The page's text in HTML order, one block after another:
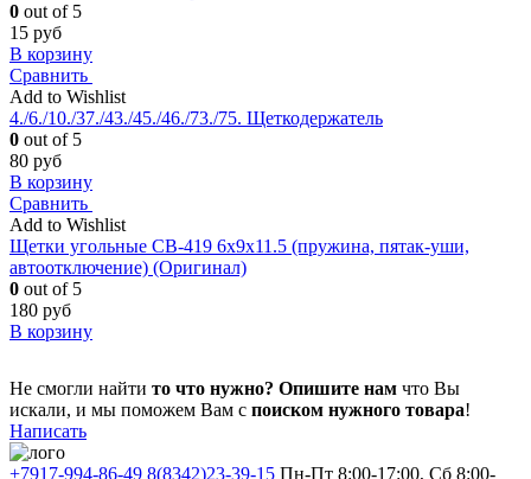
0 out of 5
15 руб
В корзину
Сравнить
Add to Wishlist
4./6./10./37./43./45./46./73./75. Щеткодержатель
0 out of 5
80 руб
В корзину
Сравнить
Add to Wishlist
Щетки угольные CB-419 6x9x11.5 (пружина, пятак-уши,
автоотключение) (Оригинал)
0 out of 5
180 руб
В корзину
Не смогли найти то что нужно? Опишите нам что Вы
искали, и мы поможем Вам с поиском нужного товара!
Написать
+7917-994-86-49 8(8342)23-39-15 Пн-Пт 8:00-17:00, Сб 8:00-